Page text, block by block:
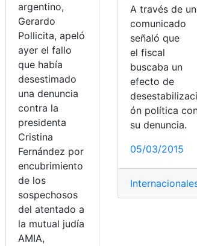
argentino,
Gerardo
Pollicita, apeló
ayer el fallo
que había
desestimado
una denuncia
contra la
presidenta
Cristina
Fernández por
encubrimiento
de los
sospechosos
del atentado a
la mutual judía
AMIA,
A través de un
comunicado
señaló que
el fiscal
buscaba un
efecto de
desestabilizaci
ón política
su denuncia.
05/03/2015